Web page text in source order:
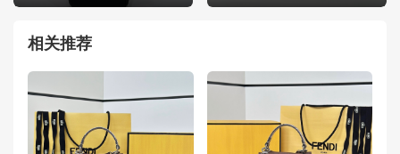
相关推荐